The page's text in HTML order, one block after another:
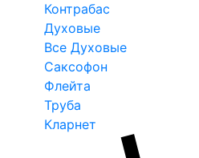
Контрабас
Духовые
Все Духовые
Саксофон
Флейта
Труба
Кларнет